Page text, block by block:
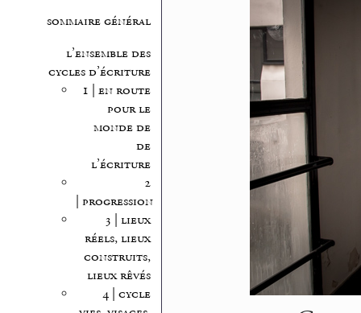
sommaire général
l’ensemble des
cycles d’écriture
1 | en route
pour le
monde de
de
l’écriture
2
| progression
3 | lieux
réels, lieux
construits,
lieux rêvés
4 | cycle